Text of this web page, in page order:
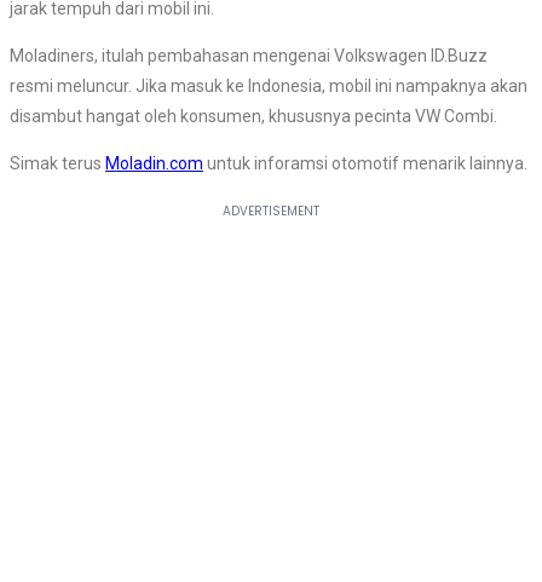
jarak tempuh dari mobil ini.
Moladiners, itulah pembahasan mengenai Volkswagen ID.Buzz
resmi meluncur. Jika masuk ke Indonesia, mobil ini nampaknya akan
disambut hangat oleh konsumen, khususnya pecinta VW Combi.
Simak terus Moladin.com untuk inforamsi otomotif menarik lainnya.